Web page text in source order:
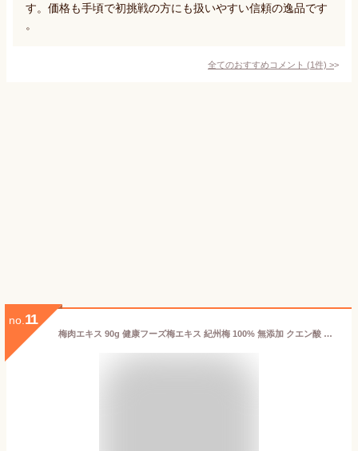
す。価格も手頃で初挑戦の方にも扱いやすい信頼の逸品です
。
全てのおすすめコメント (1件) >
no. 11
梅肉エキス 90g 健康フーズ梅エキス 紀州梅 100% 無添加 クエン酸 国産 梅 ウメ エキス 和歌山県産 健康補助食品 美容 健康 活力 疲労 疲れ 夏バテ 元気 正規品 送料無料